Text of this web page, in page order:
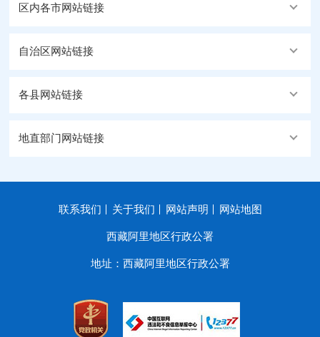
区内各市网站链接
自治区网站链接
各县网站链接
地直部门网站链接
联系我们 关于我们 网站声明 网站地图
西藏阿里地区行政公署
地址：西藏阿里地区行政公署